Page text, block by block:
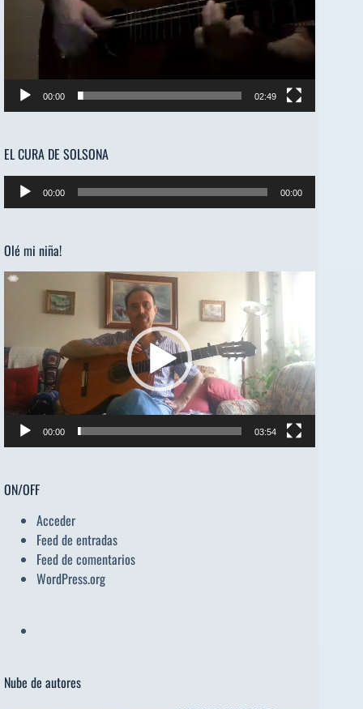
00:00 02:49
EL CURA DE SOLSONA
Reproductor
de
00:00 00:00
Olé mi niña!
Reproductor
00:00 03:54
ON/OFF
Acceder
Feed de entradas
Feed de comentarios
WordPress.org
Nube de autores